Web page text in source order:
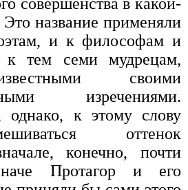
Это название применяли
и к философам и
к тем семи мудрецам,
своими
изречениями.
однако, к это­му слову
оттенок
конечно, почти
Протагор и его